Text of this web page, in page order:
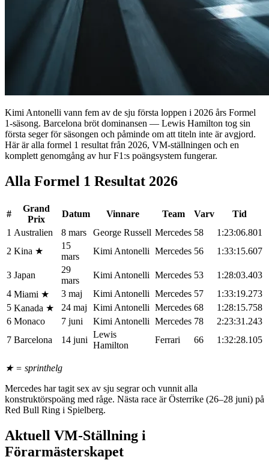
Kimi Antonelli vann fem av de sju första loppen i 2026 års Formel
1-säsong. Barcelona bröt dominansen — Lewis Hamilton tog sin
första seger för säsongen och påminde om att titeln inte är avgjord.
Här är alla formel 1 resultat från 2026, VM-ställningen och en
komplett genomgång av hur F1:s poängsystem fungerar.
Alla Formel 1 Resultat 2026
#
Grand
Prix
Datum Vinnare Team Varv
Tid
1 Australien 8 mars George Russell Mercedes 58
1:23:06.801
2 Kina ★
15
mars
Kimi Antonelli Mercedes 56 1:33:15.607
3 Japan
29
mars
Kimi Antonelli Mercedes 53
1:28:03.403
4 Miami ★ 3 maj Kimi Antonelli Mercedes 57
1:33:19.273
5 Kanada ★ 24 maj Kimi Antonelli Mercedes 68
1:28:15.758
6 Monaco 7 juni Kimi Antonelli Mercedes 78
2:23:31.243
7 Barcelona 14 juni
Lewis
Hamilton
Ferrari 66 1:32:28.105
★ = sprinthelg
Mercedes har tagit sex av sju segrar och vunnit alla
konstruktörspoäng med råge. Nästa race är Österrike (26–28 juni) på
Red Bull Ring i Spielberg.
Aktuell VM-Ställning i
Förarmästerskapet